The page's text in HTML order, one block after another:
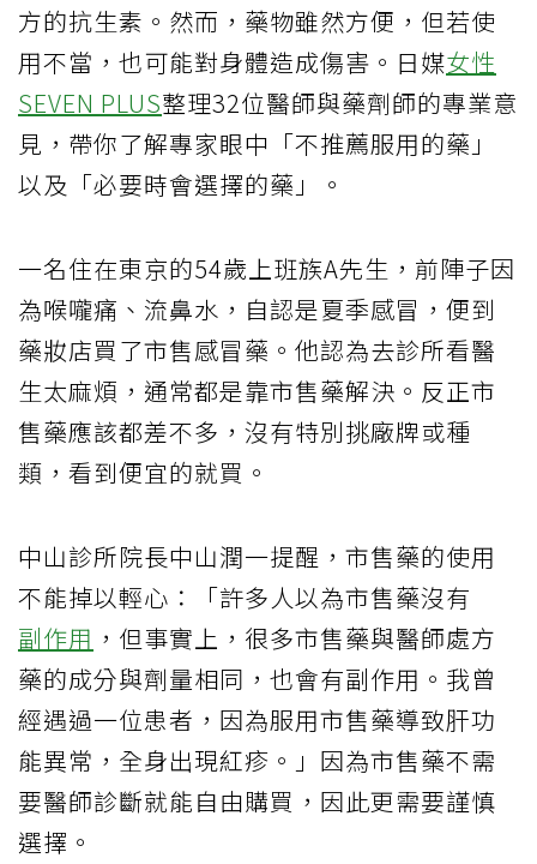
方的抗生素。然而，藥物雖然方便，但若使
用不當，也可能對身體造成傷害。日媒女性
SEVEN PLUS整理32位醫師與藥劑師的專業意
見，帶你了解專家眼中「不推薦服用的藥」
以及「必要時會選擇的藥」。
一名住在東京的54歲上班族A先生，前陣子因
為喉嚨痛、流鼻水，自認是夏季感冒，便到
藥妝店買了市售感冒藥。他認為去診所看醫
生太麻煩，通常都是靠市售藥解決。反正市
售藥應該都差不多，沒有特別挑廠牌或種
類，看到便宜的就買。
中山診所院長中山潤一提醒，市售藥的使用
不能掉以輕心：「許多人以為市售藥沒有
副作用 ，但事實上，很多市售藥與醫師處方
藥的成分與劑量相同，也會有副作用。我曾
經遇過一位患者，因為服用市售藥導致肝功
能異常，全身出現紅疹。」因為市售藥不需
要醫師診斷就能自由購買，因此更需要謹慎
選擇。